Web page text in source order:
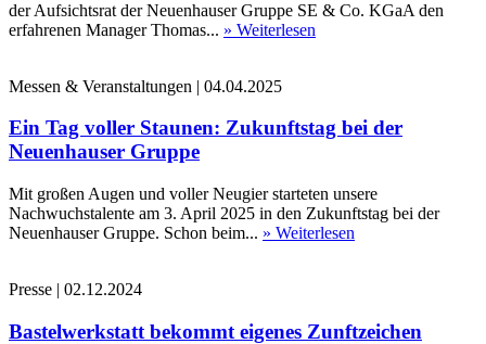
der Aufsichtsrat der Neuenhauser Gruppe SE & Co. KGaA den
erfahrenen Manager Thomas... » Weiterlesen
Messen & Veranstaltungen | 04.04.2025
Ein Tag voller Staunen: Zukunftstag bei der
Neuenhauser Gruppe
Mit großen Augen und voller Neugier starteten unsere
Nachwuchstalente am 3. April 2025 in den Zukunftstag bei der
Neuenhauser Gruppe. Schon beim... » Weiterlesen
Presse | 02.12.2024
Bastelwerkstatt bekommt eigenes Zunftzeichen